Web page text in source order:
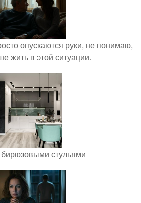
опускаются руки, не понимаю,
жить в этой ситуации.
бирюзовыми стульями